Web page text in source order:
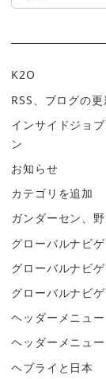
K2O
RSS、ブログの
インサイドジョ
ン
お知らせ
カテゴリを追加
ガンダーセン、
グローバルナビ
グローバルナビ
グローバルナビ
ヘッダーメニュー
ヘッダーメニュー
ヘブライと日本